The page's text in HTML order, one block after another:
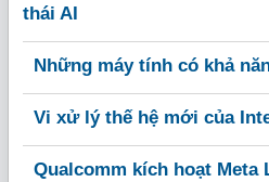
thái AI
Những máy tính có khả
Vi xử lý thế hệ mới của
Qualcomm kích hoạt Meta